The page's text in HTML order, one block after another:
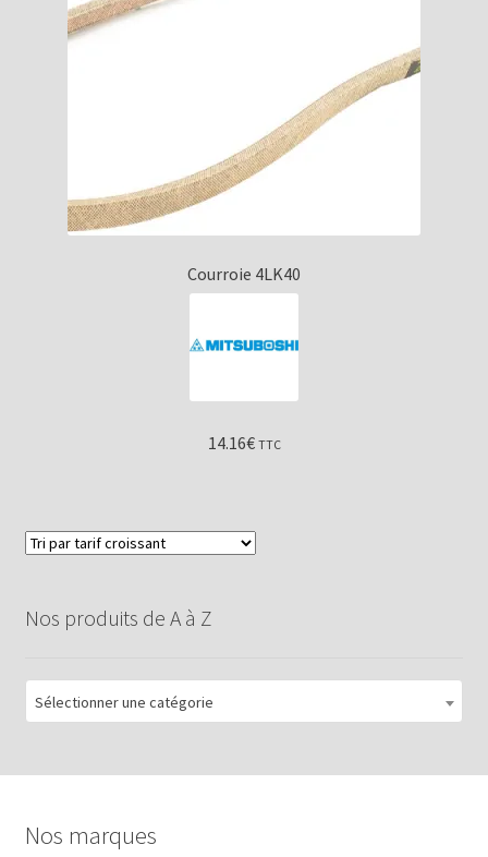
Courroie 4LK40
14.16€ TTC
Nos produits de A à Z
Sélectionner une catégorie
Nos marques